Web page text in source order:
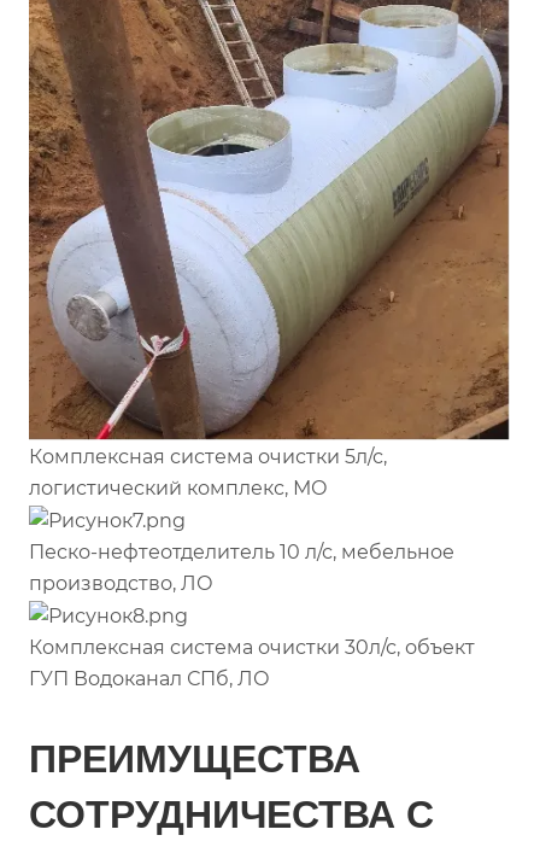
Комплексная система очистки 5л/с,
логистический комплекс, МО
Песко-нефтеотделитель 10 л/с, мебельное
производство, ЛО
Комплексная система очистки 30л/с, объект
ГУП Водоканал СПб, ЛО
ПРЕИМУЩЕСТВА
СОТРУДНИЧЕСТВА С